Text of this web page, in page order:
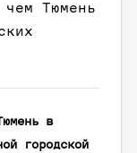
Тюмень
в
городской